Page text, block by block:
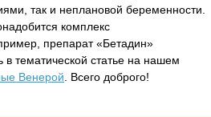
так и неплановой беременности.
комплекс
препарат «Бетадин»
тематической статье на нашем
Венерой . Всего доброго!